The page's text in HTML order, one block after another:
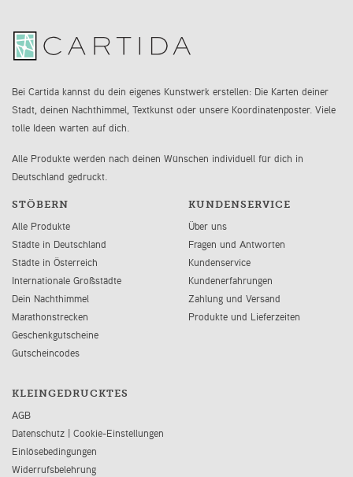
Bei Cartida kannst du dein eigenes Kunstwerk erstellen: Die Karten deiner
Stadt, deinen Nachthimmel, Textkunst oder unsere Koordinatenposter. Viele
tolle Ideen warten auf dich.
Alle Produkte werden nach deinen Wünschen individuell für dich in
Deutschland gedruckt.
STÖBERN
Alle Produkte
Städte in Deutschland
Städte in Österreich
Internationale Großstädte
Dein Nachthimmel
Marathonstrecken
Geschenkgutscheine
Gutscheincodes
KUNDENSERVICE
Über uns
Fragen und Antworten
Kundenservice
Kundenerfahrungen
Zahlung und Versand
Produkte und Lieferzeiten
KLEINGEDRUCKTES
AGB
Datenschutz | Cookie-Einstellungen
Einlösebedingungen
Widerrufsbelehrung